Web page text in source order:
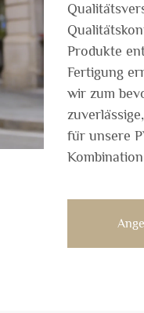
Produkte
Fertigung
wir zum
für unsere